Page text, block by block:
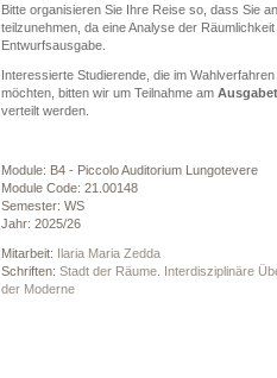
Bitte organisieren Sie Ihre Reise so, dass Sie
teilzunehmen, da eine Analyse der
Entwurfsausgabe.
Interessierte Studierende, die im
möchten, bitten wir um Teilnahme am
verteilt werden.
Module: B4 - Piccolo Auditorium Lungotevere
Module Code: 21.00148
Semester: WS
Jahr: 2025/26
Mitarbeit: Ilaria Maria Zedda
Schriften: Stadt der Räume. Interdisziplinäre
der Moderne